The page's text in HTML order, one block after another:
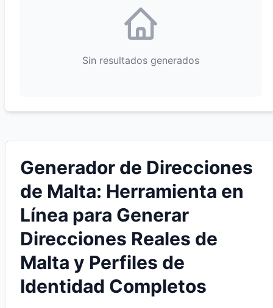
Sin resultados generados
Generador de Direcciones
de Malta: Herramienta en
Línea para Generar
Direcciones Reales de
Malta y Perfiles de
Identidad Completos